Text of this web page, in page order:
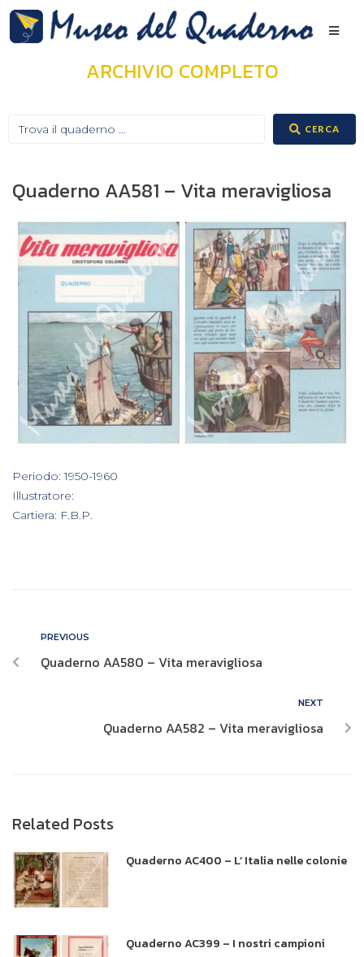
ARCHIVIO COMPLETO
CERCA
Quaderno AA581 – Vita meravigliosa
Periodo: 1950-1960
Illustratore:
Cartiera: F.B.P.
PREVIOUS
Quaderno AA580 – Vita meravigliosa
NEXT
Quaderno AA582 – Vita meravigliosa
Related Posts
Quaderno AC400 – L’ Italia nelle colonie
Quaderno AC399 – I nostri campioni